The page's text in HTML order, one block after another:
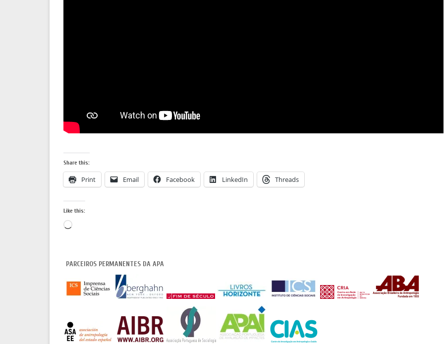
Share this:
Print Email Facebook LinkedIn Threads
Like this:
Loading…
PARCEIROS PERMANENTES DA APA